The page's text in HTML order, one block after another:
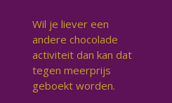
Wil je liever een
andere chocolade
activiteit dan kan dat
tegen meerprijs
geboekt worden.